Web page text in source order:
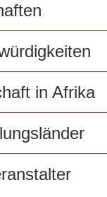
in Afrika